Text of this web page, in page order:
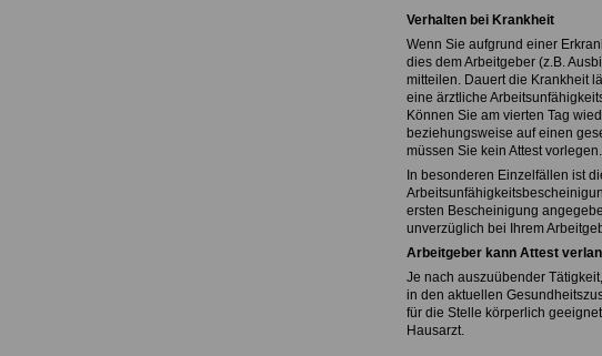
Verhalten bei Krankheit
Wenn Sie aufgrund einer
dies dem Arbeitgeber (z.B.
mitteilen. Dauert die Krankheit
eine ärztliche
Können Sie am vierten Tag
beziehungsweise auf einen
müssen Sie kein Attest vorlegen.
In besonderen Einzelfällen ist
ersten Bescheinigung
unverzüglich bei Ihrem
Arbeitgeber kann Attest
Je nach auszuübender
in den aktuellen
für die Stelle körperlich
Hausarzt.